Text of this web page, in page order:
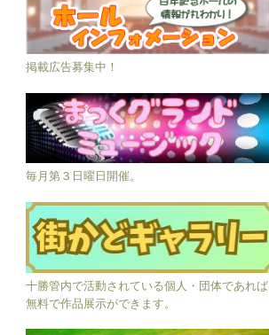
掲載広告募集中！
毎月第３日曜日開催。
十勝管内で活動されている個人・団体であれば
無料で作品展示ができます。